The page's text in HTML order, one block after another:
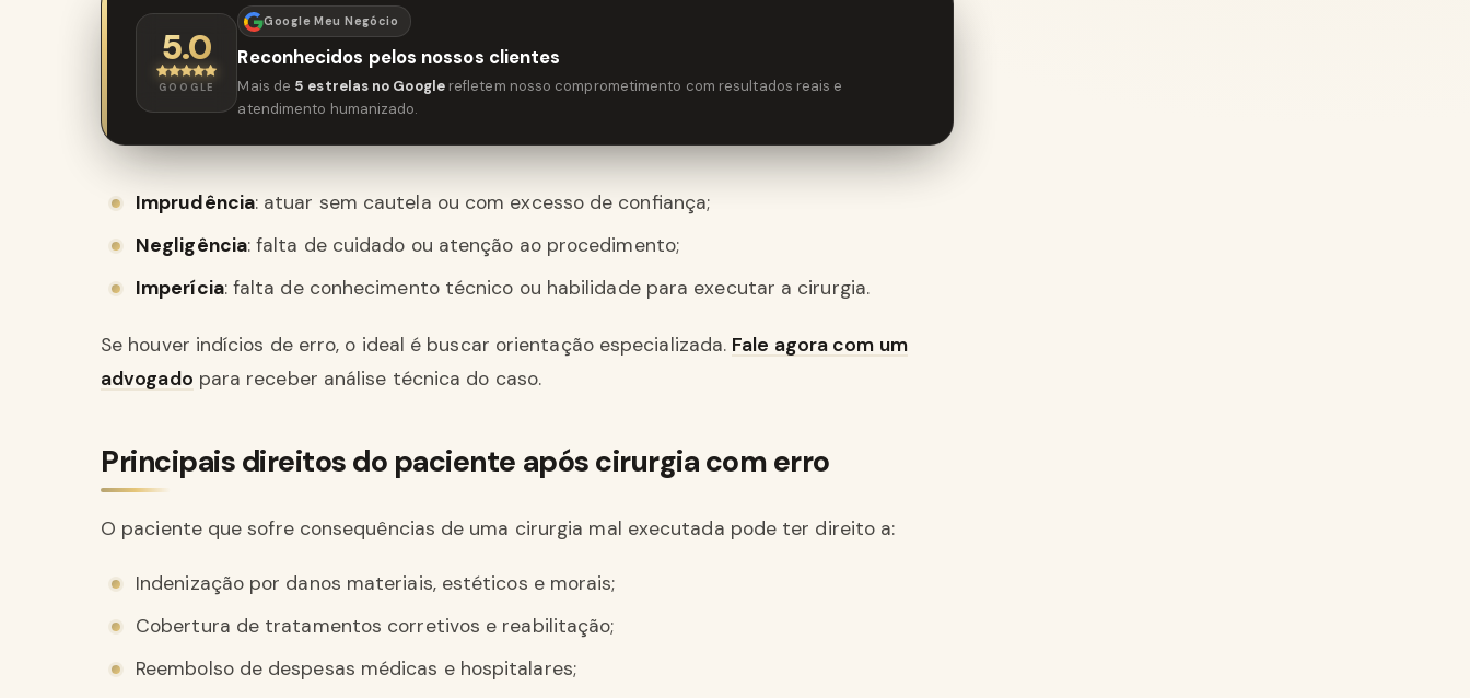
5.0
GOOGLE
Google Meu Negócio
Reconhecidos pelos nossos clientes
Mais de 5 estrelas no Googlerefletem nosso comprometimento com resultados reais e
atendimento humanizado.
Imprudência: atuar sem cautela ou com excesso de confiança;
Negligência: falta de cuidado ou atenção ao procedimento;
Imperícia: falta de conhecimento técnico ou habilidade para executar a cirurgia.
Se houver indícios de erro, o ideal é buscar orientação especializada. Fale agora com um
advogado para receber análise técnica do caso.
Principais direitos do paciente após cirurgia com erro
O paciente que sofre consequências de uma cirurgia mal executada pode ter direito a:
Indenização por danos materiais, estéticos e morais;
Cobertura de tratamentos corretivos e reabilitação;
Reembolso de despesas médicas e hospitalares;